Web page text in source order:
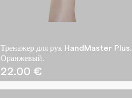
Тренажер для рук HandMaster Plus.
Оранжевый.
22.00 €